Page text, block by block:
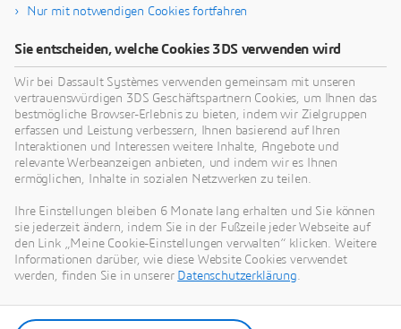
menschlichen Fortschritt. Seit 1981 ist das
Unternehmen führend in der Entwicklung
virtueller Technologien, die das reale Leben von
Verbrauchern, Patienten und Bürgern verbessern.
Mehr als 370.000 Kunden aller Größen und
Branchen arbeiten auf der 3DEXPERIENCE
plattform von Dassault Systèmes zusammen,
entwickeln Ideen und realisieren nachhaltige
Innovationen, die sich positiv auf das private und
öffentliche gesellschaftliche Leben auswirken.
Weitere Informationen erhalten Sie
Nur mit notwendigen Cookies fortfahren
Sie entscheiden, welche Cookies 3DS verwenden wird
Wir bei Dassault Systèmes verwenden gemeinsam mit unseren
vertrauenswürdigen 3DS Geschäftspartnern Cookies, um Ihnen das
bestmögliche Browser-Erlebnis zu bieten, indem wir Zielgruppen
erfassen und Leistung verbessern, Ihnen basierend auf Ihren
Interaktionen und Interessen weitere Inhalte, Angebote und
relevante Werbeanzeigen anbieten, und indem wir es Ihnen
ermöglichen, Inhalte in sozialen Netzwerken zu teilen.
Ihre Einstellungen bleiben 6 Monate lang erhalten und Sie können
sie jederzeit ändern, indem Sie in der Fußzeile jeder Webseite auf
den Link „Meine Cookie-Einstellungen verwalten“ klicken. Weitere
Informationen darüber, wie diese Website Cookies verwendet
werden, finden Sie in unserer Datenschutzerklärung.